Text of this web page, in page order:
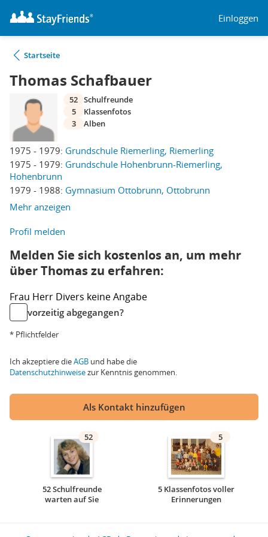
Einloggen
Startseite
Thomas Schafbauer
1975 - 1979: Grundschule Riemerling, Riemerling
1975 - 1979: Grundschule Hohenbrunn-Riemerling,
Hohenbrunn
1979 - 1988: Gymnasium Ottobrunn, Ottobrunn
Mehr anzeigen
52 Schulfreunde
5
Klassenfotos
3
Alben
Profil melden
Melden Sie sich kostenlos an, um mehr
über Thomas zu erfahren:
Frau Herr Divers keine Angabe
vorzeitig abgegangen?
* Pflichtfelder
Ich akzeptiere dieAGB und habe die
Datenschutzhinweisezur Kenntnis genommen.
Als Kontakt hinzufügen
52
52 Schulfreunde
warten auf Sie
5
5 Klassenfotos voller
Erinnerungen